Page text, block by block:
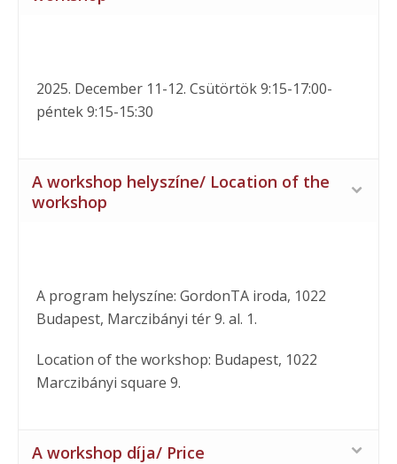
2025. December 11-12. Csütörtök 9:15-17:00-
péntek 9:15-15:30
A workshop helyszíne/ Location of the
workshop
A program helyszíne: GordonTA iroda, 1022
Budapest, Marczibányi tér 9. al. 1.
Location of the workshop: Budapest, 1022
Marczibányi square 9.
A workshop díja/ Price